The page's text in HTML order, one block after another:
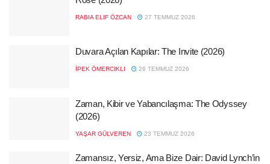
RABIA ELIF ÖZCAN 27 TEMMUZ 2026
Duvara Açılan Kapılar: The Invite (2026)
İPEK ÖMERCIKLI 26 TEMMUZ 2026
Zaman, Kibir ve Yabancılaşma: The Odyssey
(2026)
YAŞAR GÜLVEREN 23 TEMMUZ 2026
Zamansız, Yersiz, Ama Bize Dair: David Lynch’in